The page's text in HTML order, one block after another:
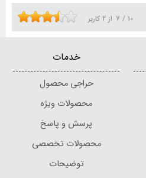
7 / 10 از 2 کاربر
خدمات
حراجی محصول
محصولات ویژه
پرسش و پاسخ
محصولات تخصصی
توضیحات